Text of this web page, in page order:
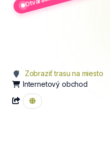
Zobraziť trasu na miesto
Internetový obchod